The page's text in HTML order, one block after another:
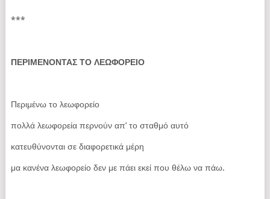
***
ΠΕΡΙΜΕΝΟΝΤΑΣ ΤΟ ΛΕΩΦΟΡΕΙΟ
Περιμένω το λεωφορείο
πολλά λεωφορεία περνούν απ’ το σταθμό αυτό
κατευθύνονται σε διαφορετικά μέρη
μα κανένα λεωφορείο δεν με πάει εκεί που θέλω να πάω.